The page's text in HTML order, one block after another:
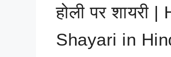
होली पर शायरी |
Shayari in